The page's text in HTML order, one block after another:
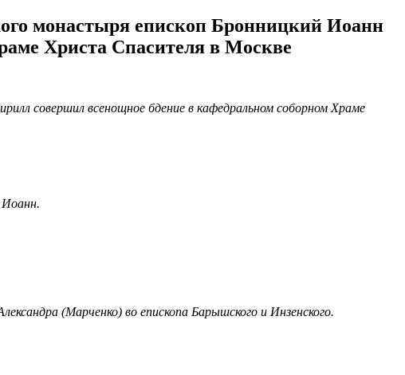
монастыря епископ Бронницкий Иоанн
Христа Спасителя в Москве
совершил всенощное бдение в кафедральном соборном Храме
Иоанн.
(Марченко) во епископа Барышского и Инзенского.